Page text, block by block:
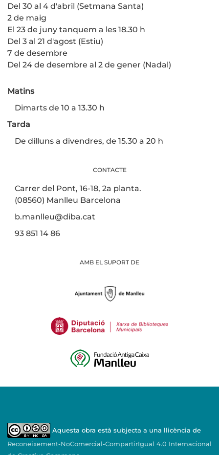
Del 30 al 4 d'abril (Setmana Santa)
2 de maig
El 23 de juny tanquem a les 18.30 h
Del 3 al 21 d'agost (Estiu)
7 de desembre
Del 24 de desembre al 2 de gener (Nadal)
Matins
Dimarts de 10 a 13.30 h
Tarda
De dilluns a divendres, de 15.30 a 20 h
CONTACTE
Carrer del Pont, 16-18, 2a planta.
(08560) Manlleu Barcelona
b.manlleu@diba.cat
93 851 14 86
AMB EL SUPORT DE
Aquesta obra està subjecta a una llicència de
Reconeixement-NoComercial-CompartirIgual 4.0 Internacional